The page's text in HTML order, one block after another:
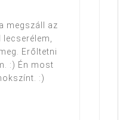
megszáll az
lecserélem,
Erőltetni
:) Én most
:)